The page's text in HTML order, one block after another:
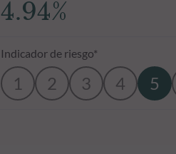
4.94%
Indicador de riesgo*
1 2 3 4 5